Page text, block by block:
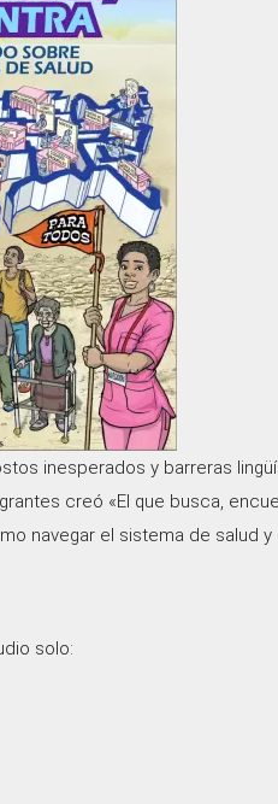
inesperados y barreras
creó «El que busca,
navegar el sistema de salud
solo: